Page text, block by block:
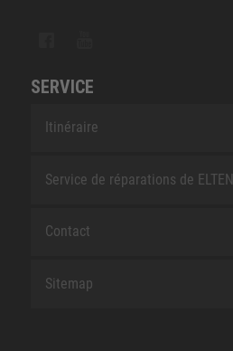
SERVICE
Itinéraire
Service de réparations de ELTEN
Contact
Sitemap